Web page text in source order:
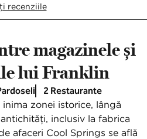
recenziile
magazinele și
lui Franklin
2 Restaurante
zonei istorice, lângă
inclusiv la fabrica
afaceri Cool Springs se află